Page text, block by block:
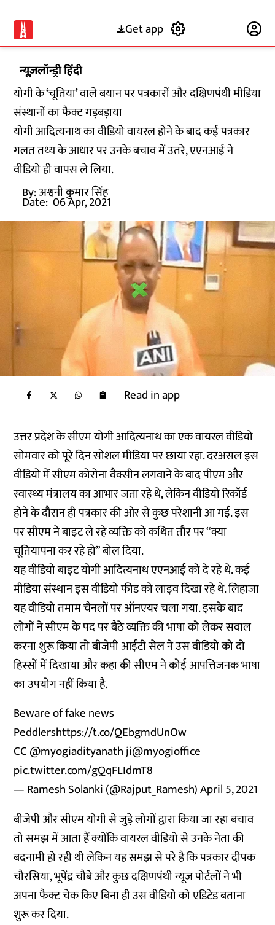
Get app
न्यूज़लॉन्ड्री हिंदी
योगी के ‘चूतिया’ वाले बयान पर पत्रकारों और दक्षिणपंथी मीडिया
संस्थानों का फैक्ट गड़बड़ाया
योगी आदित्यनाथ का वीडियो वायरल होने के बाद कई पत्रकार
गलत तथ्य के आधार पर उनके बचाव में उतरे, एएनआई ने
वीडियो ही वापस ले लिया.
By:अश्वनी कुमार सिंह
Date: 06 Apr, 2021
Read in app
उत्तर प्रदेश के सीएम योगी आदित्यनाथ का एक वायरल वीडियो
सोमवार को पूरे दिन सोशल मीडिया पर छाया रहा. दरअसल इस
वीडियो में सीएम कोरोना वैक्सीन लगवाने के बाद पीएम और
स्वास्थ्य मंत्रालय का आभार जता रहे थे, लेकिन वीडियो रिकॉर्ड
होने के दौरान ही पत्रकार की ओर से कुछ परेशानी आ गई. इस
पर सीएम ने बाइट ले रहे व्यक्ति को कथित तौर पर “क्या
चूतियापना कर रहे हो” बोल दिया.
यह वीडियो बाइट योगी आदित्यनाथ एएनआई को दे रहे थे. कई
मीडिया संस्थान इस वीडियो फीड को लाइव दिखा रहे थे. लिहाजा
यह वीडियो तमाम चैनलों पर ऑनएयर चला गया. इसके बाद
लोगों ने सीएम के पद पर बैठे व्यक्ति की भाषा को लेकर सवाल
करना शुरू किया तो बीजेपी आईटी सेल ने उस वीडियो को दो
हिस्सों में दिखाया और कहा की सीएम ने कोई आपत्तिजनक भाषा
का उपयोग नहीं किया है.
Beware of fake news
Peddlershttps://t.co/QEbgmdUnOw
CC@myogiadityanathji@myogioffice
pic.twitter.com/gQqFLIdmT8
— Ramesh Solanki (@Rajput_Ramesh)April 5, 2021
बीजेपी और सीएम योगी से जुड़े लोगों द्वारा किया जा रहा बचाव
तो समझ में आता हैं क्योंकि वायरल वीडियो से उनके नेता की
बदनामी हो रही थी लेकिन यह समझ से परे है कि पत्रकार दीपक
चौरसिया, भूपेंद्र चौबे और कुछ दक्षिणपंथी न्यूज पोर्टलों ने भी
अपना फैक्ट चेक किए बिना ही उस वीडियो को एडिटेड बताना
शुरू कर दिया.